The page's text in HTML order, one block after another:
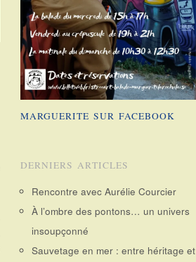
MARGUERITE SUR FACEBOOK
DERNIERS ARTICLES
Rencontre avec Aurélie Courcier
À l’ombre des pontons… un univers
insoupçonné
Sauvetage en mer : entre héritage et